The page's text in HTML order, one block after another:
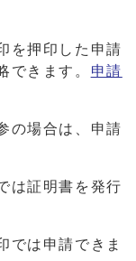
を押印した申請
できます。 申請
の場合は、申請
は証明書を発行
では申請できま